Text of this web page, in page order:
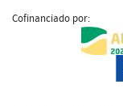
Cofinanciado por: